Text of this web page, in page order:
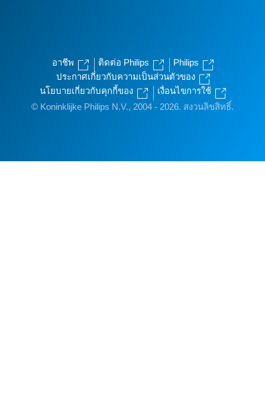
อาชีพ ติดต่อ Philips
Philips
ประกาศเกี่ยวกับความเป็นส่วนตัวของ
นโยบายเกี่ยวกับคุกกี้ของ
เงื่อนไขการใช้
© Koninklijke Philips N.V., 2004 - 2026. สงวนลิขสิทธิ์.